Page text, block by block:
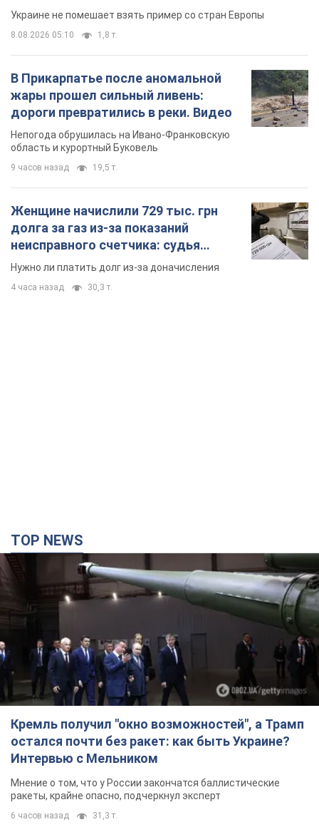
Украине не помешает взять пример со стран Европы
8.08.2026 05:10 1,8 т.
В Прикарпатье после аномальной
жары прошел сильный ливень:
дороги превратились в реки. Видео
Непогода обрушилась на Ивано-Франковскую
область и курортный Буковель
9 часов назад 19,5 т.
Женщине начислили 729 тыс. грн
долга за газ из-за показаний
неисправного счетчика: судья
вынес неожиданное решение
Нужно ли платить долг из-за доначисления
4 часа назад 30,3 т.
TOP NEWS
Кремль получил "окно возможностей", а Трамп
остался почти без ракет: как быть Украине?
Интервью с Мельником
Мнение о том, что у России закончатся баллистические
ракеты, крайне опасно, подчеркнул эксперт
6 часов назад 31,3 т.